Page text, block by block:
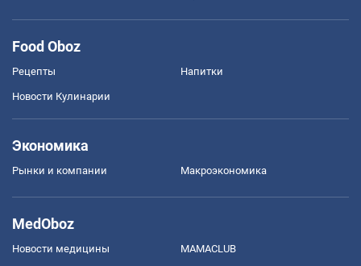
Food Oboz
Рецепты Напитки
Новости Кулинарии
Экономика
Рынки и компании Mакроэкономика
MedOboz
Новости медицины MAMACLUB